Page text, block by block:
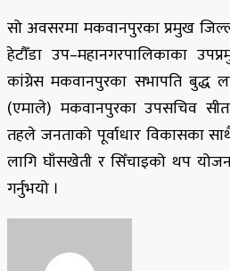
सो अवसरमा मकवानपुरका प्रमुख
हेटौँडा उप–महानगरपालिकाका
कांग्रेस मकवानपुरका सभापति बुद्ध
(एमाले) मकवानपुरका उपसचिव
तहले जनताको पूर्वाधार विकासका
लागि घाँसखेती र सिँचाइको थप
गर्नुभयो ।